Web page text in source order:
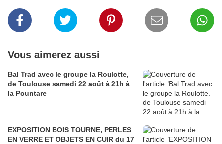
Vous aimerez aussi
Bal Trad avec le groupe la Roulotte,
de Toulouse samedi 22 août à 21h à
la Pountare
EXPOSITION BOIS TOURNE, PERLES
EN VERRE ET OBJETS EN CUIR du 17